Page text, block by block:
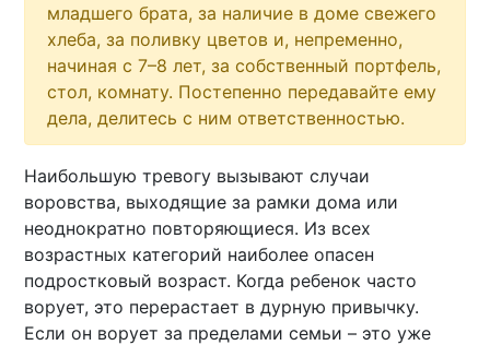
младшего брата, за наличие в доме свежего
хлеба, за поливку цветов и, непременно,
начиная с 7–8 лет, за собственный портфель,
стол, комнату. Постепенно передавайте ему
дела, делитесь с ним ответственностью.
Наибольшую тревогу вызывают случаи
воровства, выходящие за рамки дома или
неоднократно повторяющиеся. Из всех
возрастных категорий наиболее опасен
подростковый возраст. Когда ребенок часто
ворует, это перерастает в дурную привычку.
Если он ворует за пределами семьи – это уже